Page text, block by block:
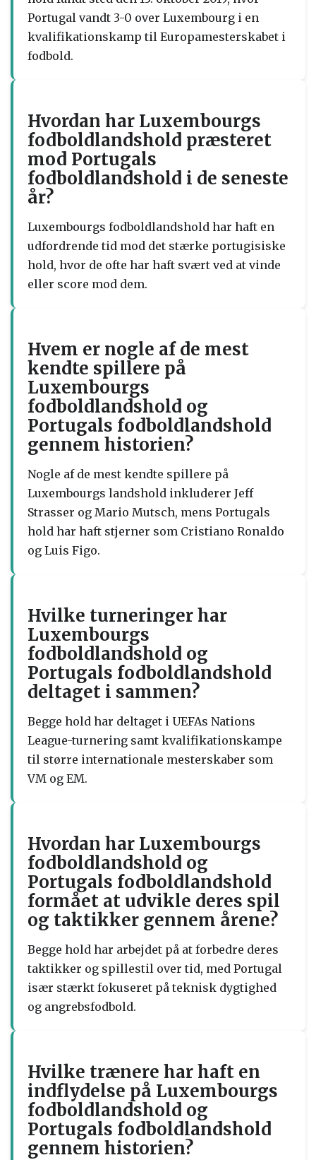
Portugal vandt 3-0 over Luxembourg i en
kvalifikationskamp til Europamesterskabet i
fodbold.
Hvordan har Luxembourgs
fodboldlandshold præsteret
mod Portugals
fodboldlandshold i de seneste
år?
Luxembourgs fodboldlandshold har haft en
udfordrende tid mod det stærke portugisiske
hold, hvor de ofte har haft svært ved at vinde
eller score mod dem.
Hvem er nogle af de mest
kendte spillere på
Luxembourgs
fodboldlandshold og
Portugals fodboldlandshold
gennem historien?
Nogle af de mest kendte spillere på
Luxembourgs landshold inkluderer Jeff
Strasser og Mario Mutsch, mens Portugals
hold har haft stjerner som Cristiano Ronaldo
og Luis Figo.
Hvilke turneringer har
Luxembourgs
fodboldlandshold og
Portugals fodboldlandshold
deltaget i sammen?
Begge hold har deltaget i UEFAs Nations
League-turnering samt kvalifikationskampe
til større internationale mesterskaber som
VM og EM.
Hvordan har Luxembourgs
fodboldlandshold og
Portugals fodboldlandshold
formået at udvikle deres spil
og taktikker gennem årene?
Begge hold har arbejdet på at forbedre deres
taktikker og spillestil over tid, med Portugal
især stærkt fokuseret på teknisk dygtighed
og angrebsfodbold.
Hvilke trænere har haft en
indflydelse på Luxembourgs
fodboldlandshold og
Portugals fodboldlandshold
gennem historien?